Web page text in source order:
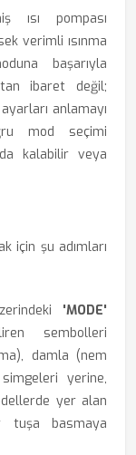
ısı pompası
verimli ısınma
başarıyla
ibaret değil;
anlamayı
mod seçimi
kalabilir veya
için şu adımları
'MODE'
sembolleri
damla (nem
yerine,
yer alan
tuşa basmaya